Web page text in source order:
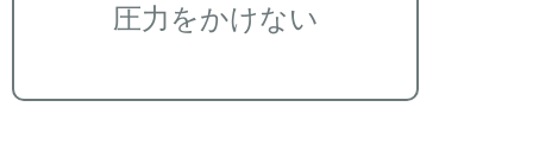
圧力をかけない